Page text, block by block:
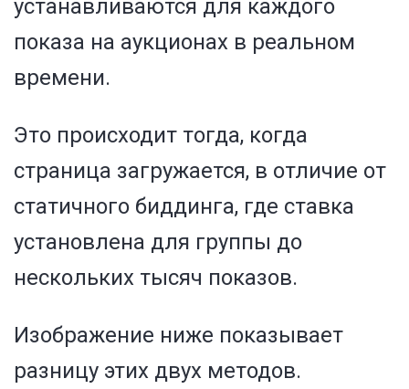
устанавливаются для каждого
показа на аукционах в реальном
времени.
Это происходит тогда, когда
страница загружается, в отличие от
статичного биддинга, где ставка
установлена для группы до
нескольких тысяч показов.
Изображение ниже показывает
разницу этих двух методов.